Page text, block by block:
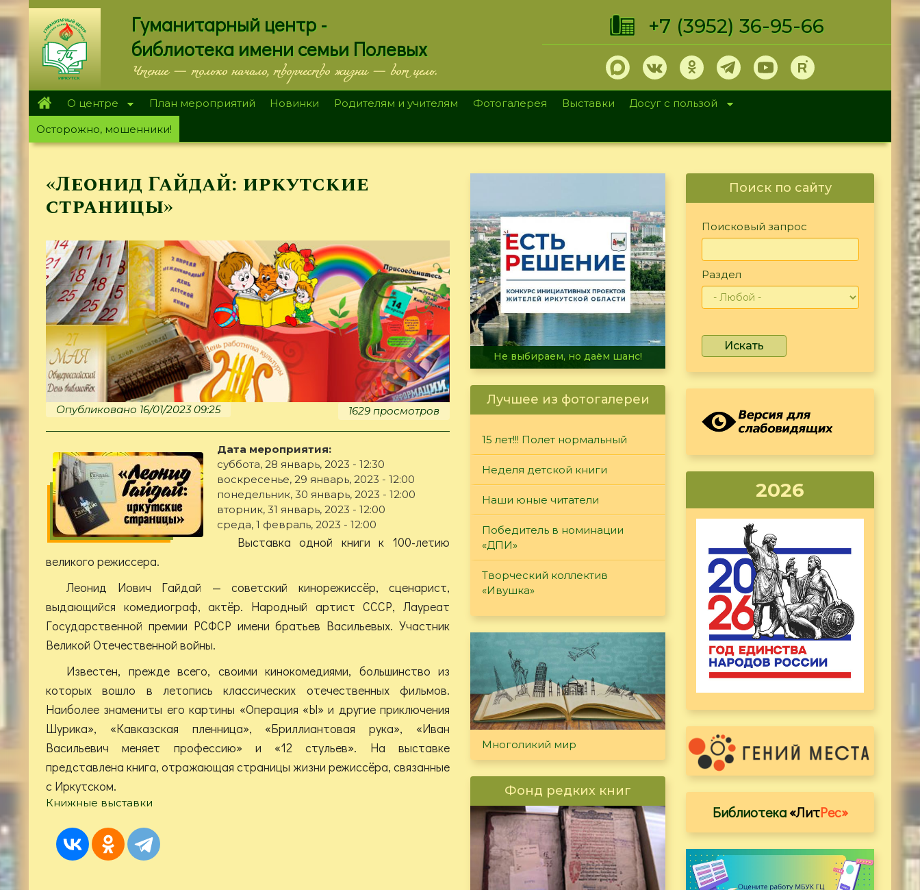
Перейти
к
основному
содержанию
Гуманитарный центр -
библиотека имени семьи Полевых
Чтение — только начало, творчество жизни — вот цель.
+7 (3952) 36-95-66
О центре План мероприятий Новинки Родителям и учителям Фотогалерея Выставки
Досуг с пользой
Осторожно, мошенники!
«Леонид Гайдай: иркутские
страницы»
Опубликовано 16/01/2023 09:25 1629 просмотров
Дата мероприятия:
суббота, 28 январь, 2023 - 12:30
воскресенье, 29 январь, 2023 - 12:00
понедельник, 30 январь, 2023 - 12:00
вторник, 31 январь, 2023 - 12:00
среда, 1 февраль, 2023 - 12:00
Выставка одной книги к 100-летию
великого режиссера.
Леонид Иович Гайдай — советский кинорежиссёр, сценарист,
выдающийся комедиограф, актёр. Народный артист СССР, Лауреат
Государственной премии РСФСР имени братьев Васильевых. Участник
Великой Отечественной войны.
Известен, прежде всего, своими кинокомедиями, большинство из
которых вошло в летопись классических отечественных фильмов.
Наиболее знамениты его картины «Операция «Ы» и другие приключения
Шурика», «Кавказская пленница», «Бриллиантовая рука», «Иван
Васильевич меняет профессию» и «12 стульев». На выставке
представлена книга, отражающая страницы жизни режиссёра, связанные
с Иркутском.
Книжные выставки
В огне не горит, в воде не тонет
Лучшее из фотогалереи
15 лет!!! Полет нормальный
Неделя детской книги
Наши юные читатели
Победитель в номинации
«ДПИ»
Творческий коллектив
«Ивушка»
Многоликий мир
Фонд редких книг
Поиск по сайту
Поисковый запрос
Раздел
Искать
2026
Библиотека«ЛитРес»